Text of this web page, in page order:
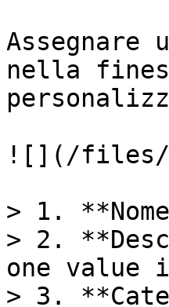
Assegnare
nella
![](/files/
> 1.
> 2.
one value
> 3.